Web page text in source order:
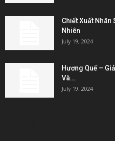
Chiết Xuất Nhân
Nhiên
July 19, 2024
Hương Quế –
Và...
July 19, 2024